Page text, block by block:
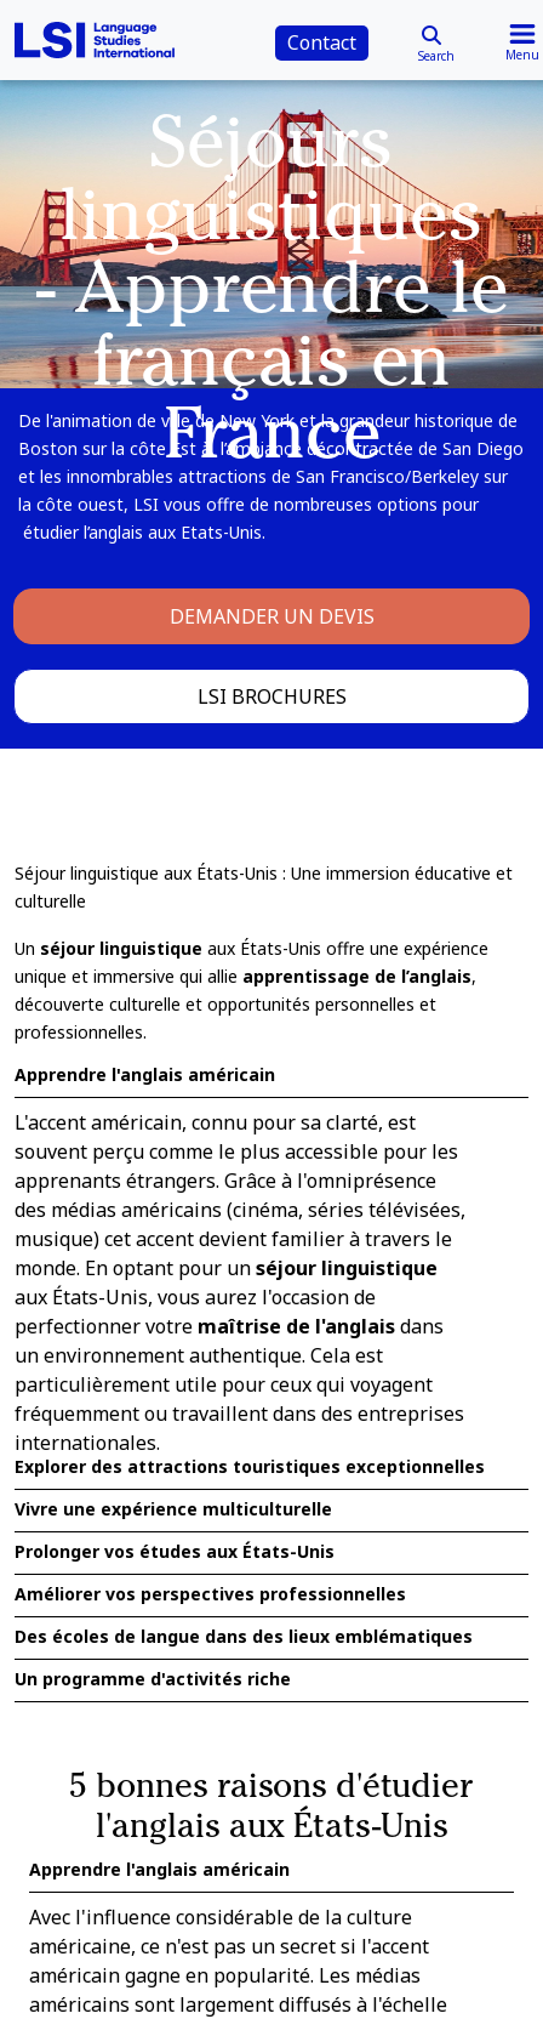
Contact Search Menu
Séjours
linguistiques
- Apprendre le
français en
France
De l'animation de ville de New York et la grandeur historique de
Boston sur la côte Est à l’ambiance décontractée de San Diego
et les innombrables attractions de San Francisco/Berkeley sur
la côte ouest, LSI vous offre de nombreuses options pour
étudier l’anglais aux Etats-Unis.
DEMANDER UN DEVIS
LSI BROCHURES
Séjour linguistique aux États-Unis : Une immersion éducative et
culturelle
Un séjour linguistique aux États-Unis offre une expérience
unique et immersive qui allie apprentissage de l’anglais,
découverte culturelle et opportunités personnelles et
professionnelles.
Apprendre l'anglais américain
L'accent américain, connu pour sa clarté, est
souvent perçu comme le plus accessible pour les
apprenants étrangers. Grâce à l'omniprésence
des médias américains (cinéma, séries télévisées,
musique) cet accent devient familier à travers le
monde. En optant pour unséjour linguistique
aux États-Unis, vous aurez l'occasion de
perfectionner votre maîtrise de l'anglaisdans
un environnement authentique. Cela est
particulièrement utile pour ceux qui voyagent
fréquemment ou travaillent dans des entreprises
internationales.
Explorer des attractions touristiques exceptionnelles
Vivre une expérience multiculturelle
Prolonger vos études aux États-Unis
Améliorer vos perspectives professionnelles
Des écoles de langue dans des lieux emblématiques
Un programme d'activités riche
5 bonnes raisons d'étudier
l'anglais aux États-Unis
Apprendre l'anglais américain
Avec l'influence considérable de la culture
américaine, ce n'est pas un secret si l'accent
américain gagne en popularité. Les médias
américains sont largement diffusés à l'échelle